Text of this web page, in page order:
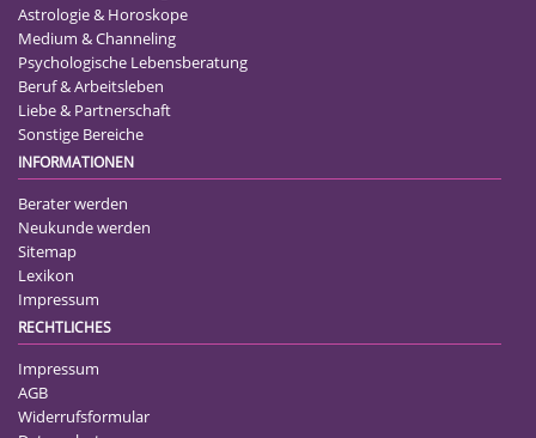
Astrologie & Horoskope
Medium & Channeling
Psychologische Lebensberatung
Beruf & Arbeitsleben
Liebe & Partnerschaft
Sonstige Bereiche
INFORMATIONEN
Berater werden
Neukunde werden
Sitemap
Lexikon
Impressum
RECHTLICHES
Impressum
AGB
Widerrufsformular